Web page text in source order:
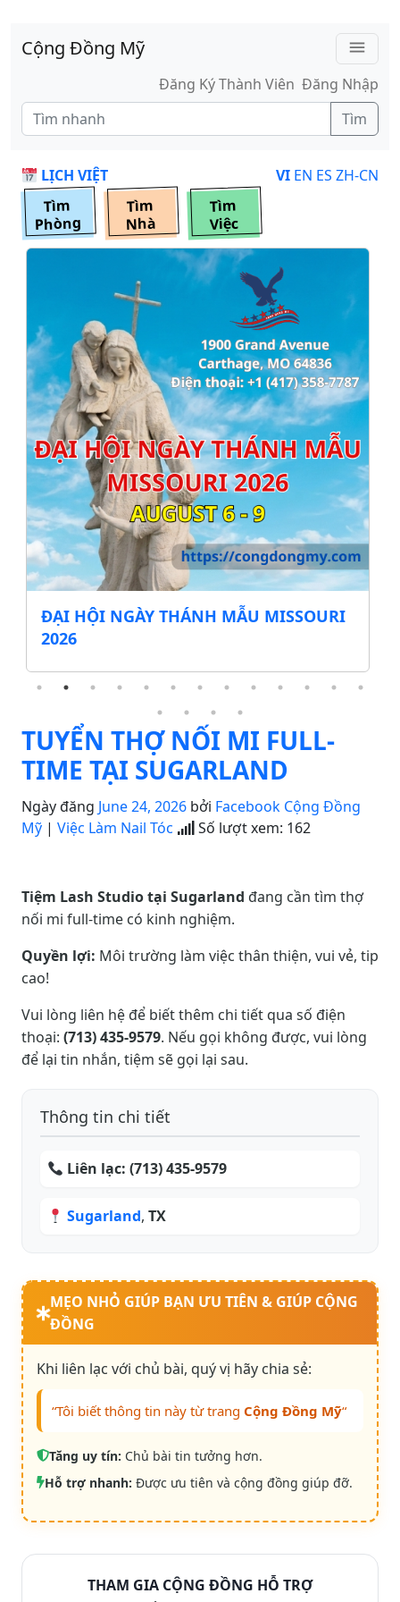
Cộng Đồng Mỹ
menu
Đăng Ký Thành Viên Đăng Nhập
Tìm
LỊCH VIỆT VI EN ES ZH-CN
Tìm
Phòng
Tìm
Nhà
Tìm
Việc
ĐẠI HỘI NGÀY THÁNH MẪU MISSOURI
2026
TUYỂN THỢ NỐI MI FULL-
TIME TẠI SUGARLAND
Ngày đăng June 24, 2026 bởi Facebook Cộng Đồng
Mỹ | Việc Làm Nail Tóc Số lượt xem: 162
Tiệm Lash Studio tại Sugarland đang cần tìm thợ
nối mi full-time có kinh nghiệm.
Quyền lợi: Môi trường làm việc thân thiện, vui vẻ, tip
cao!
Vui lòng liên hệ để biết thêm chi tiết qua số điện
thoại: (713) 435-9579. Nếu gọi không được, vui lòng
để lại tin nhắn, tiệm sẽ gọi lại sau.
Thông tin chi tiết
Liên lạc:(713) 435-9579
Sugarland,TX
MẸO NHỎ GIÚP BẠN ƯU TIÊN & GIÚP CỘNG
ĐỒNG
Khi liên lạc với chủ bài, quý vị hãy chia sẻ:
“Tôi biết thông tin này từ trang Cộng Đồng Mỹ“
Tăng uy tín: Chủ bài tin tưởng hơn.
Hỗ trợ nhanh: Được ưu tiên và cộng đồng giúp đỡ.
THAM GIA CỘNG ĐỒNG HỖ TRỢ